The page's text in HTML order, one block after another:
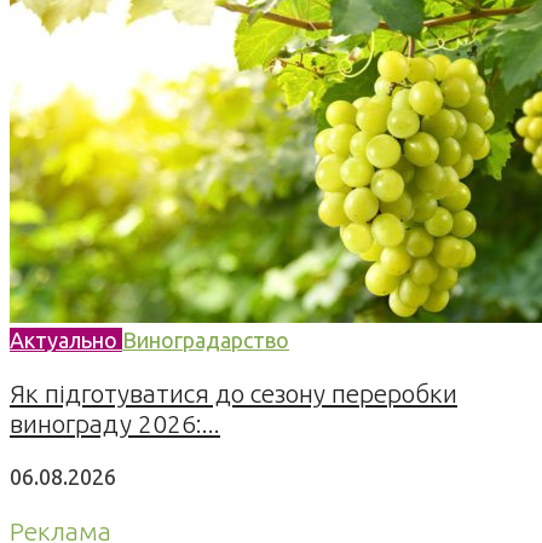
Актуально Виноградарство
Як підготуватися до сезону переробки
винограду 2026:...
06.08.2026
Реклама